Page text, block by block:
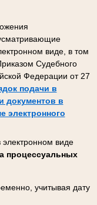
виде, в том
Судебного
Федерации от 27
подачи в
документов в
электронного
виде
процессуальных
учитывая дату